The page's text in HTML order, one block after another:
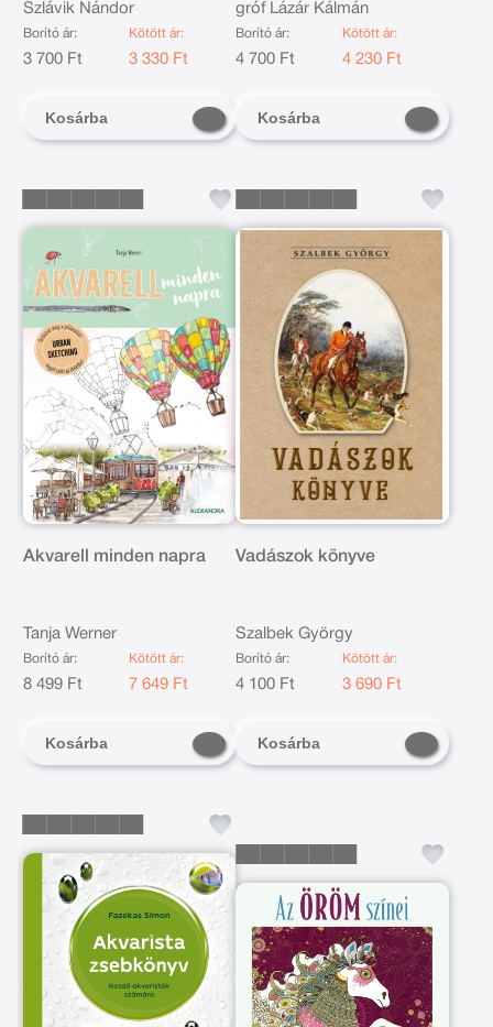
Szlávik Nándor
Borító ár:
3 700 Ft
Kötött ár:
3 330 Ft
Kosárba
gróf Lázár Kálmán
Borító ár:
4 700 Ft
Kötött ár:
4 230 Ft
Kosárba
Akvarell minden napra
Tanja Werner
Borító ár:
8 499 Ft
Kötött ár:
7 649 Ft
Kosárba
Vadászok könyve
Szalbek György
Borító ár:
4 100 Ft
Kötött ár:
3 690 Ft
Kosárba